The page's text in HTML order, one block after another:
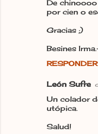
De
por cien o
Gracias ;)
Besines
RESPONDER
León Sufre
Un colador
utópica.
Salud!